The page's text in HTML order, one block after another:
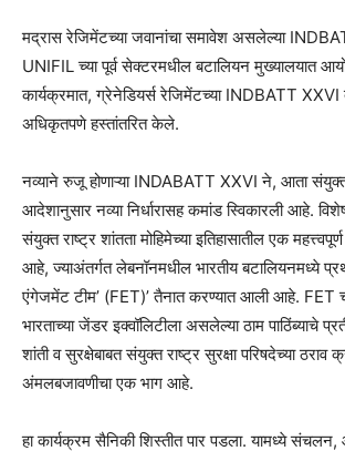
मद्रास रेजिमेंटच्या जवानांचा समावेश असलेल्या
UNIFIL च्या पूर्व सेक्टरमधील बटालियन मुख्यालयात
कार्यक्रमात, ग्रेनेडियर्स रेजिमेंटच्या INDBATT
अधिकृतपणे हस्तांतरित केले.
नव्याने रुजू होणाऱ्या INDABATT XXVI ने, आता संयुक्त
आदेशानुसार नव्या निर्धारासह कमांड स्विकारली आहे.
संयुक्त राष्ट्र शांतता मोहिमेच्या इतिहासातील एक
आहे, ज्याअंतर्गत लेबनॉनमधील भारतीय बटालियनमध्ये
एंगेजमेंट टीम’ (FET)’ तैनात करण्यात आली आहे. FET
भारताच्या जेंडर इक्वॉलिटीला असलेल्या ठाम पाठिंब्याचे
शांती व सुरक्षेबाबत संयुक्त राष्ट्र सुरक्षा परिषदेच्या
अंमलबजावणीचा एक भाग आहे.
हा कार्यक्रम सैनिकी शिस्तीत पार पडला. यामध्ये